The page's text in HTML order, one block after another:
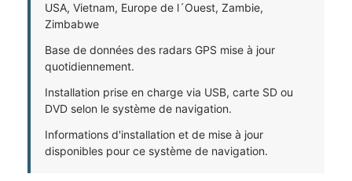
USA, Vietnam, Europe de l´Ouest, Zambie,
Zimbabwe
Base de données des radars GPS mise à jour
quotidiennement.
Installation prise en charge via USB, carte SD ou
DVD selon le système de navigation.
Informations d'installation et de mise à jour
disponibles pour ce système de navigation.